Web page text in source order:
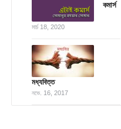
কমার্স
মার্চ 18, 2020
মধ্যবিত্ত
নভে. 16, 2017